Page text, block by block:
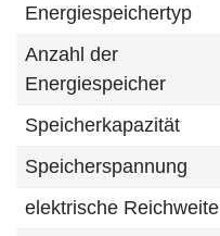
Energiespeichertyp
Anzahl der
Energiespeicher
Speicherkapazität
Speicherspannung
elektrische Reichweite